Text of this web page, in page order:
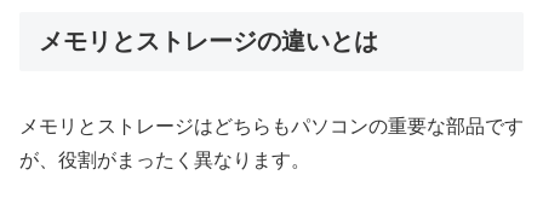
メモリとストレージの違いとは
メモリとストレージはどちらもパソコンの重要な部品です
が、役割がまったく異なります。